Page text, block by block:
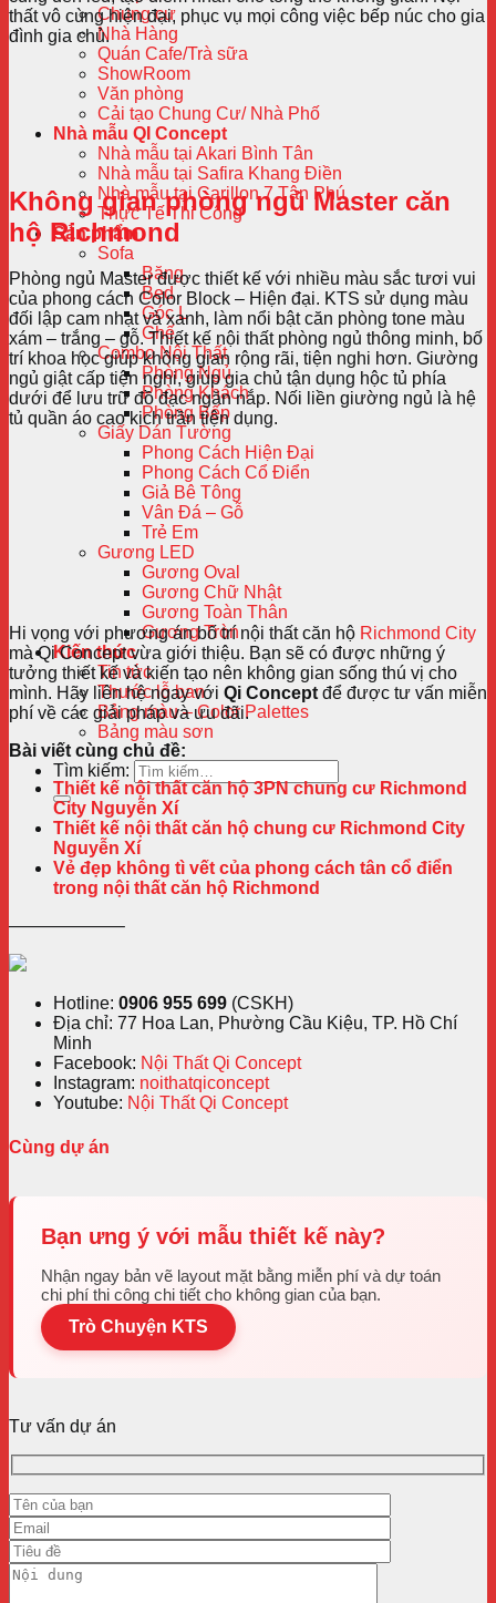
Chung cư
Nhà Hàng
Quán Cafe/Trà sữa
ShowRoom
Văn phòng
Cải tạo Chung Cư/ Nhà Phố
Nhà mẫu QI Concept
Nhà mẫu tại Akari Bình Tân
Nhà mẫu tại Safira Khang Điền
Nhà mẫu tại Carillon 7 Tân Phú
Thực Tế Thi Công
Sản phẩm
Sofa
Băng
Bed
Góc L
Ghế
Combo Nội Thất
Phòng Ngủ
Phòng Khách
Phòng Bếp
Giấy Dán Tường
Phong Cách Hiện Đại
Phong Cách Cổ Điển
Giả Bê Tông
Vân Đá – Gỗ
Trẻ Em
Gương LED
Gương Oval
Gương Chữ Nhật
Gương Toàn Thân
Gương Tròn
Kiến thức
Tin tức
Thước lỗ ban
Bảng màu – Color Palettes
Bảng màu sơn
Tìm kiếm:
thất vô cùng hiện đại, phục vụ mọi công việc bếp núc cho gia
đình gia chủ.
Không gian phòng ngủ Master căn
hộ Richmond
Phòng ngủ Master được thiết kế với nhiều màu sắc tươi vui
của phong cách Color Block – Hiện đại. KTS sử dụng màu
đối lập cam nhạt và xanh, làm nổi bật căn phòng tone màu
xám – trắng – gỗ. Thiết kế nội thất phòng ngủ thông minh, bố
trí khoa học giúp không gian rộng rãi, tiện nghi hơn. Giường
ngủ giật cấp tiện nghi, giúp gia chủ tận dụng hộc tủ phía
dưới để lưu trữ đồ đạc ngăn nắp. Nối liền giường ngủ là hệ
tủ quần áo cao kịch trần tiện dụng.
Hi vọng với phương án bố trí nội thất căn hộ Richmond City
mà Qi Concept vừa giới thiệu. Bạn sẽ có được những ý
tưởng thiết kế và kiến tạo nên không gian sống thú vị cho
mình. Hãy liên hệ ngay với Qi Conceptđể được tư vấn miễn
phí về các giải pháp và ưu đãi.
Bài viết cùng chủ đề:
Thiết kế nội thất căn hộ 3PN chung cư Richmond
City Nguyễn Xí
Thiết kế nội thất căn hộ chung cư Richmond City
Nguyễn Xí
Vẻ đẹp không tì vết của phong cách tân cổ điển
trong nội thất căn hộ Richmond
——————–
Hotline: 0906 955 699 (CSKH)
Địa chỉ: 77 Hoa Lan, Phường Cầu Kiệu, TP. Hồ Chí
Minh
Facebook: Nội Thất Qi Concept
Instagram: noithatqiconcept
Youtube: Nội Thất Qi Concept
Cùng dự án
Bạn ưng ý với mẫu thiết kế này?
Nhận ngay bản vẽ layout mặt bằng miễn phí và dự toán
chi phí thi công chi tiết cho không gian của bạn.
Trò Chuyện KTS
Tư vấn dự án